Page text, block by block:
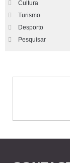
Cultura
Turismo
Desporto
Pesquisar